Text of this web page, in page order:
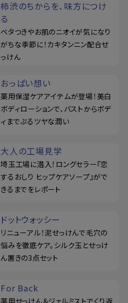
柿渋のちからを、味方につけ
る
ベタつきやお肌のニオイが気になり
がちな季節に！カキタンニン配合せ
っけん
おっぱい想い
薬用保湿ケアアイテムが登場！美白
ボディローションで、バストからボデ
ィまでぷるツヤな潤い
大人の工場見学
埼玉工場に潜入！ロングセラー『恋
するおしり ヒップケアソープ』がで
きるまでをレポート
ドットウォッシー
リニューアル！泥せっけんで毛穴の
悩みを徹底ケア。シルク玉とせっけ
ん置きの3点セット
For Back
薬用せっけん＆ジェルミストでくり返